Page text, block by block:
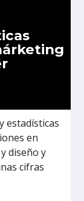
estadísticas
en
diseño y
cifras